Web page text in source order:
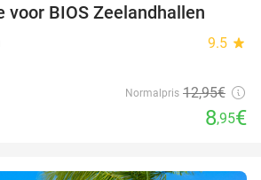
voor BIOS Zeelandhallen
9.5 star
Normalpris 12,95€
8,95€